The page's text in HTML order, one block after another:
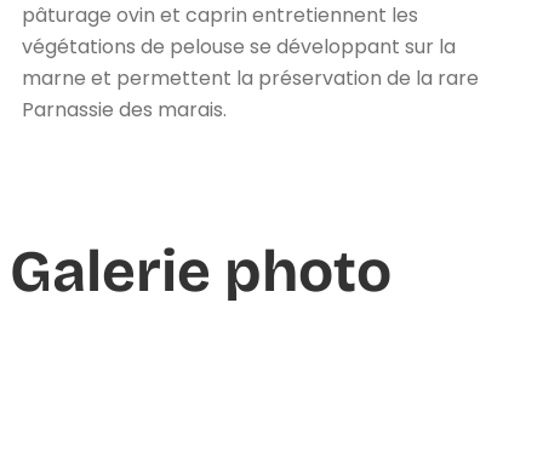
pâturage ovin et caprin entretiennent les
végétations de pelouse se développant sur la
marne et permettent la préservation de la rare
Parnassie des marais.
Galerie photo